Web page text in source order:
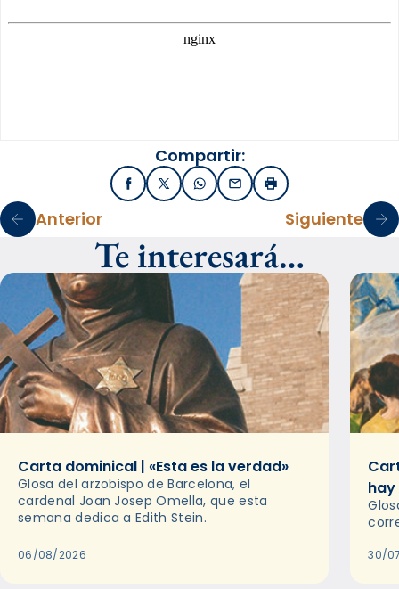
Compartir:
FacebookX / TwitterWhatsApp
EmailImprimir
Anterior Siguiente
Te interesará…
Carta dominical | «Esta es la verdad»
Glosa del arzobispo de Barcelona, el
cardenal Joan Josep Omella, que esta
semana dedica a Edith Stein.
06/08/2026 30/